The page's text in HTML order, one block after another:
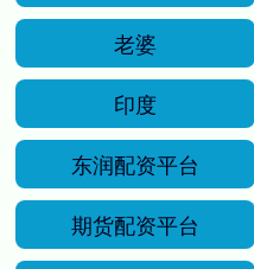
老婆
印度
东润配资平台
期货配资平台